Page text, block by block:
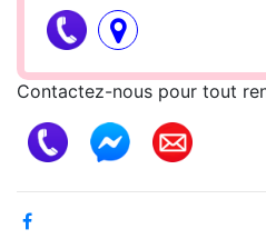
Contactez-nous pour tout